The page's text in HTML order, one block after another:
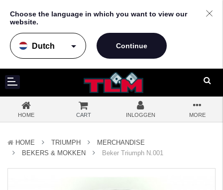
Choose the language in which you want to view our
website.
arrow_drop_down
HOME CART INLOGGEN MORE
HOME TRIUMPH
MERCHANDISE
BEKERS & MOKKEN
Beker Triumph N.001